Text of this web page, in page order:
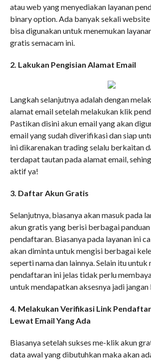
atau web yang menyediakan layanan
binary option. Ada banyak sekali website
bisa digunakan untuk menemukan
gratis semacam ini.
2. Lakukan Pengisian Alamat Email
Langkah selanjutnya adalah dengan
alamat email setelah melakukan klik
Pastikan disini akun email yang akan
email yang sudah diverifikasi dan siap
ini dikarenakan trading selalu berkaitan
terdapat tautan pada alamat email,
aktif ya!
3. Daftar Akun Gratis
Selanjutnya, biasanya akan masuk pada
akun gratis yang berisi berbagai panduan
pendaftaran. Biasanya pada layanan ini
akan diminta untuk mengisi berbagai
seperti nama dan lainnya. Selain itu untuk
pendaftaran ini jelas tidak perlu
untuk mendapatkan aksesnya jadi
4. Melakukan Verifikasi Link
Lewat Email Yang Ada
Biasanya setelah sukses me-klik akun
data awal yang dibutuhkan maka akan